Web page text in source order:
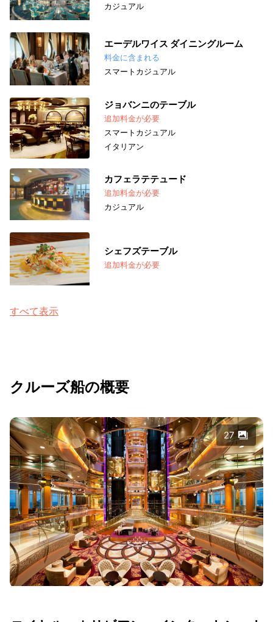
カジュアル
エーデルワイス ダイニングルーム
料金に含まれる
スマートカジュアル
ジョバンニのテーブル
追加料金が必要
スマートカジュアル
イタリアン
カフェラテテュード
追加料金が必要
カジュアル
シェフズテーブル
追加料金が必要
すべて表示
クルーズ船の概要
27